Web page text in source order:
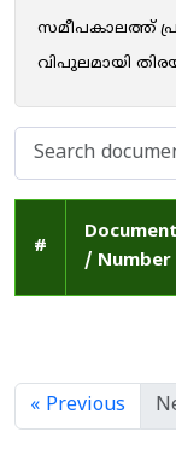
സമീപകാലത്ത്
വിപുലമായി
#
/ Number
« Previous